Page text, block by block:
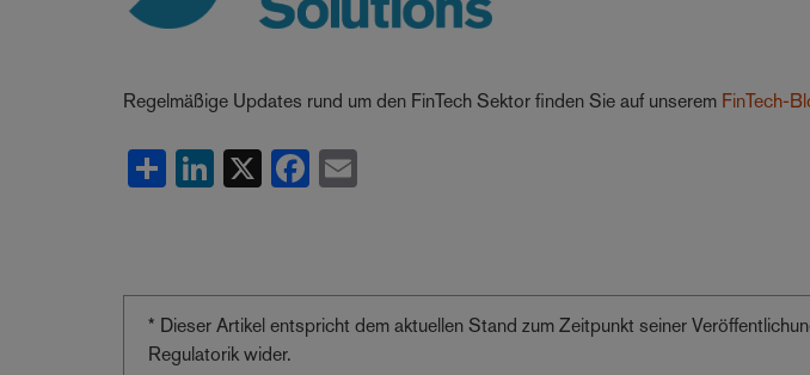
Regelmäßige Updates rund um den FinTech Sektor finden Sie auf unserem FinTech-
Share LinkedIn Facebook
* Dieser Artikel entspricht dem aktuellen Stand zum Zeitpunkt seiner
Regulatorik wider.